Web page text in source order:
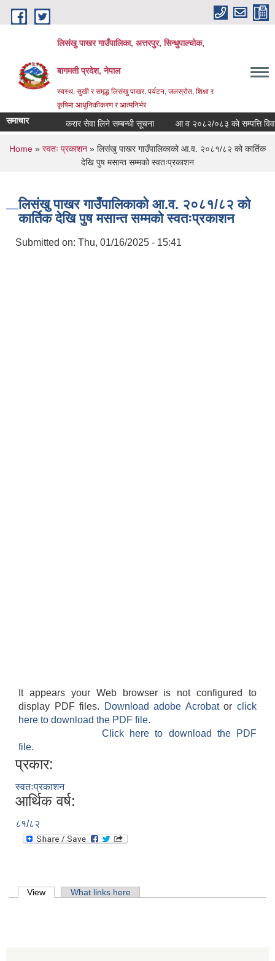
Skip to main content
लिसंखु पाखर गाउँपालिका, अत्तरपुर, सिन्धुपाल्चोक,
बागमती प्रदेश, नेपाल
स्वस्थ, सुखी र समृद्ध लिसंखु पाखर, पर्यटन, जलस्रोत, शिक्षा र
कृषिमा आधुनिकीकरण र आत्मनिर्भर
समाचार करार सेवा लिने सम्बन्धी सूचना आ व २०८२/०८३ काे सम्पत्ति विवरण
You are here
Home » स्वतः प्रकाशन » लिसंखु पाखर गाउँपालिकाको आ.व. २०८१/८२ को कार्तिक
देखि पुष मसान्त सम्मको स्वतःप्रकाशन
लिसंखु पाखर गाउँपालिकाको आ.व. २०८१/८२ को
कार्तिक देखि पुष मसान्त सम्मको स्वतःप्रकाशन
Submitted on: Thu, 01/16/2025 - 15:41
It appears your Web browser is not configured to
display PDF files.
Download adobe Acrobatorclick
here to download the PDF file.
Click here to download the PDF
file.
प्रकार:
स्वतःप्रकाशन
आर्थिक वर्ष:
८१/८२
Primary tabs
View (active tab)What links here